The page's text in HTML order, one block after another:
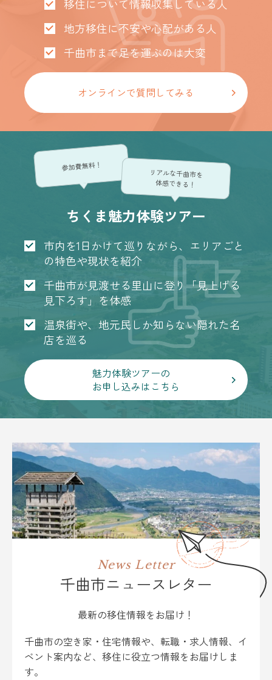
移住について情報収集している人
地方移住に不安や心配がある人
千曲市まで足を運ぶのは大変
オンラインで質問してみる
参加費無料！
リアルな千曲市を
体感できる！
ちくま魅力体験ツアー
市内を1日かけて巡りながら、エリアごと
の特色や現状を紹介
千曲市が見渡せる里山に登り「見上げる
見下ろす」を体感
温泉街や、地元民しか知らない隠れた名
店を巡る
魅力体験ツアーの
お申し込みはこちら
News Letter
千曲市ニュースレター
最新の移住情報をお届け！
千曲市の空き家・住宅情報や、転職・求人情報、イ
ベント案内など、移住に役立つ情報をお届けしま
す。